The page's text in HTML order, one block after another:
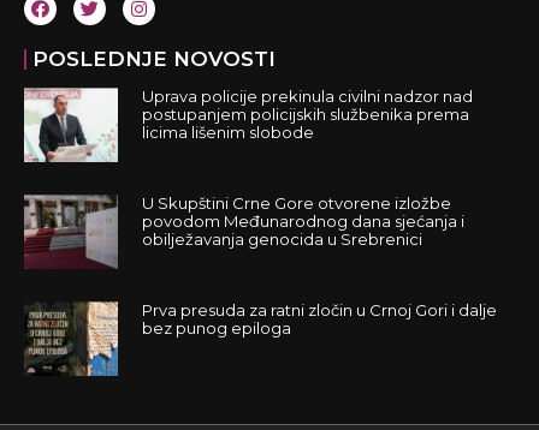
POSLEDNJE NOVOSTI
Uprava policije prekinula civilni nadzor nad
postupanjem policijskih službenika prema
licima lišenim slobode
U Skupštini Crne Gore otvorene izložbe
povodom Međunarodnog dana sjećanja i
obilježavanja genocida u Srebrenici
Prva presuda za ratni zločin u Crnoj Gori i dalje
bez punog epiloga